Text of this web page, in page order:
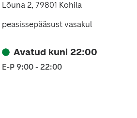
Lõuna 2, 79801 Kohila
peasissepääsust vasakul
Avatud kuni 22:00
E-P 9:00 - 22:00